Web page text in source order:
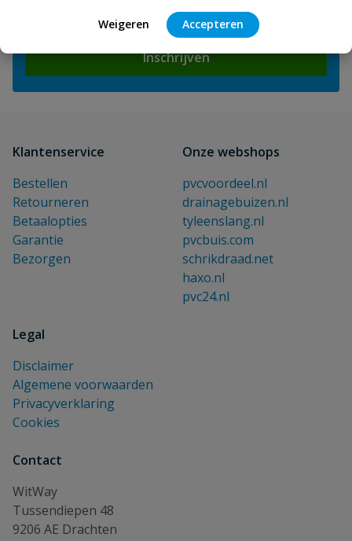
Weigeren Accepteren
Inschrijven
Klantenservice
Bestellen
Retourneren
Betaalopties
Garantie
Bezorgen
Onze webshops
pvcvoordeel.nl
drainagebuizen.nl
tyleenslang.nl
pvcbuis.com
schrikdraad.net
haxo.nl
pvc24.nl
Legal
Disclaimer
Algemene voorwaarden
Privacyverklaring
Cookies
Contact
WitWay
Tussendiepen 48
9206 AE Drachten